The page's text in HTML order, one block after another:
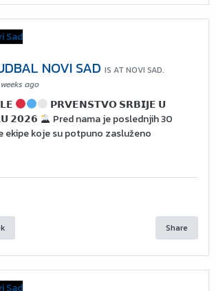
NOVI SAD IS AT NOVI SAD.
ago
𝗣𝗥𝗩𝗘𝗡𝗦𝗧𝗩𝗢 𝗦𝗥𝗕𝗜𝗝𝗘 𝗨
𝟮𝟬𝟮𝟲
Pred nama je poslednjih 30
ekipe koje su potpuno zasluženo
Share